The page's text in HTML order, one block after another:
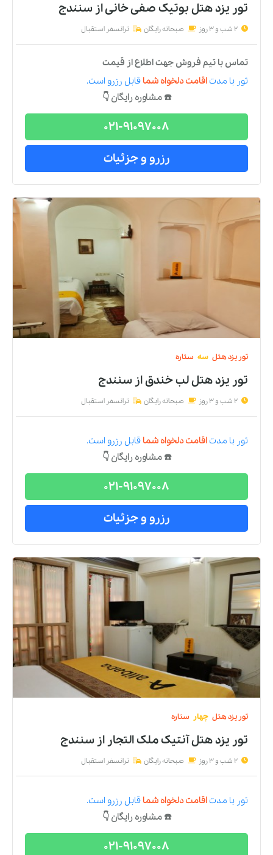
تور یزد هتل بوتیک صفی خانیاز سنندج
2 شب و 3 روز صبحانه رایگان ترانسفر استقبال
تماس با تیم فروش جهت اطلاع از قیمت
تور با مدتاقامت دلخواه شما قابل رزرو است.
☎️ مشاوره رایگان 👇
021-91097008
رزرو و جزئیات
تور یزدهتل سه ستاره
تور یزد هتل لب خندقاز سنندج
2 شب و 3 روز صبحانه رایگان ترانسفر استقبال
تور با مدتاقامت دلخواه شما قابل رزرو است.
☎️ مشاوره رایگان 👇
021-91097008
رزرو و جزئیات
تور یزدهتل چهار ستاره
تور یزد هتل آنتیک ملک التجار از سنندج
2 شب و 3 روز صبحانه رایگان ترانسفر استقبال
تور با مدتاقامت دلخواه شما قابل رزرو است.
☎️ مشاوره رایگان 👇
021-91097008